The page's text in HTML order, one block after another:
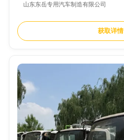
山东东岳专用汽车制造有限公司
获取详情